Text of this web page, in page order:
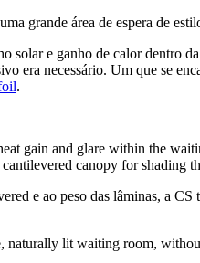
grande área de espera de
e ganho de calor dentro
era necessário. Um que se
.
gain and glare within the
cantilevered canopy for shading
e ao peso das lâminas, a
naturally lit waiting room,